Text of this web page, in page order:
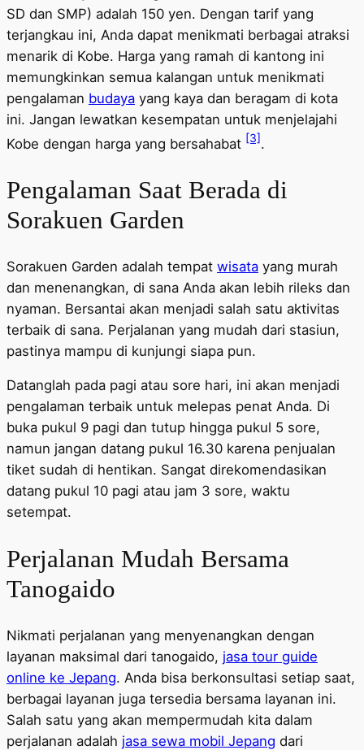
SD dan SMP) adalah 150 yen. Dengan tarif yang
terjangkau ini, Anda dapat menikmati berbagai atraksi
menarik di Kobe. Harga yang ramah di kantong ini
memungkinkan semua kalangan untuk menikmati
pengalaman budaya yang kaya dan beragam di kota
ini. Jangan lewatkan kesempatan untuk menjelajahi
Kobe dengan harga yang bersahabat [3].
Pengalaman Saat Berada di
Sorakuen Garden
Sorakuen Garden adalah tempat wisata yang murah
dan menenangkan, di sana Anda akan lebih rileks dan
nyaman. Bersantai akan menjadi salah satu aktivitas
terbaik di sana. Perjalanan yang mudah dari stasiun,
pastinya mampu di kunjungi siapa pun.
Datanglah pada pagi atau sore hari, ini akan menjadi
pengalaman terbaik untuk melepas penat Anda. Di
buka pukul 9 pagi dan tutup hingga pukul 5 sore,
namun jangan datang pukul 16.30 karena penjualan
tiket sudah di hentikan. Sangat direkomendasikan
datang pukul 10 pagi atau jam 3 sore, waktu
setempat.
Perjalanan Mudah Bersama
Tanogaido
Nikmati perjalanan yang menyenangkan dengan
layanan maksimal dari tanogaido, jasa tour guide
online ke Jepang. Anda bisa berkonsultasi setiap saat,
berbagai layanan juga tersedia bersama layanan ini.
Salah satu yang akan mempermudah kita dalam
perjalanan adalah jasa sewa mobil Jepang dari